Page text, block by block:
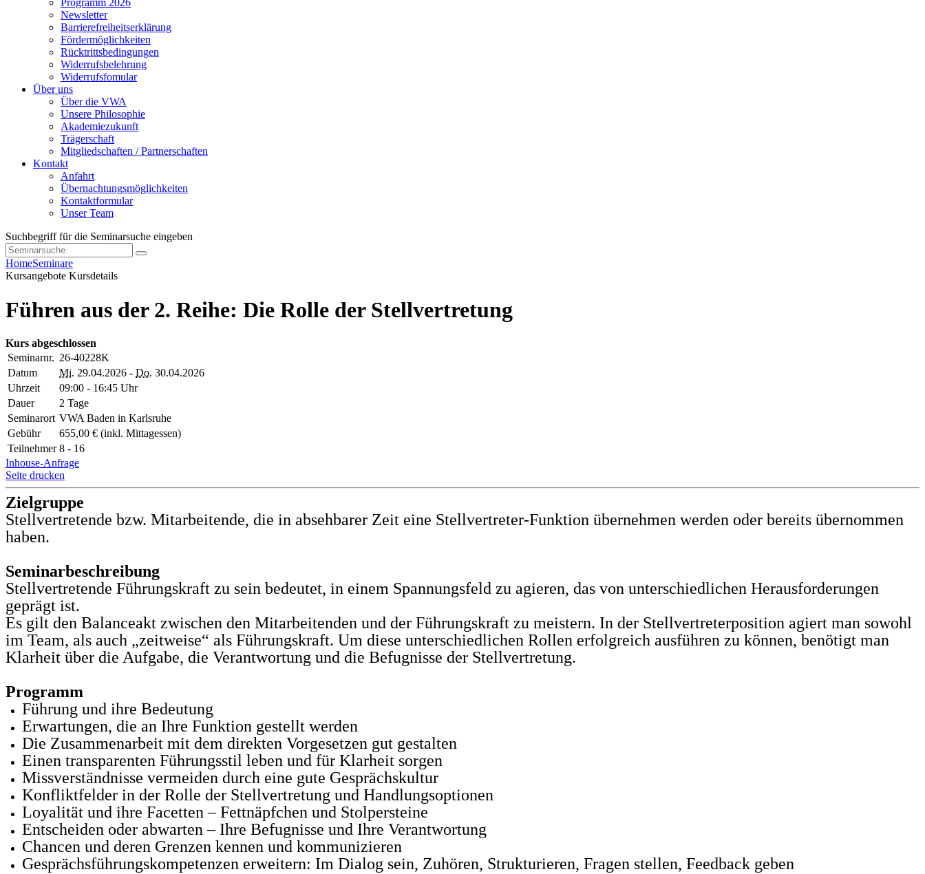
Programm 2026
Newsletter
Barrierefreiheitserklärung
Fördermöglichkeiten
Rücktrittsbedingungen
Widerrufsbelehrung
Widerrufsfomular
Über uns
Über die VWA
Unsere Philosophie
Akademiezukunft
Trägerschaft
Mitgliedschaften / Partnerschaften
Kontakt
Anfahrt
Übernachtungsmöglichkeiten
Kontaktformular
Unser Team
Suchbegriff für die Seminarsuche eingeben
HomeSeminare
Kursangebote Kursdetails
Führen aus der 2. Reihe: Die Rolle der Stellvertretung
Kurs abgeschlossen
Seminarnr. 26-40228K
Datum
Mi. 29.04.2026 - Do. 30.04.2026
Uhrzeit
09:00 - 16:45 Uhr
Dauer
2 Tage
Seminarort VWA Baden in Karlsruhe
Gebühr
655,00 € (inkl. Mittagessen)
Teilnehmer 8 - 16
Inhouse-Anfrage
Seite drucken
Zielgruppe
Stellvertretende bzw. Mitarbeitende, die in absehbarer Zeit eine Stellvertreter-Funktion übernehmen werden oder bereits übernommen
haben.
Seminarbeschreibung
Stellvertretende Führungskraft zu sein bedeutet, in einem Spannungsfeld zu agieren, das von unterschiedlichen Herausforderungen
geprägt ist.
Es gilt den Balanceakt zwischen den Mitarbeitenden und der Führungskraft zu meistern. In der Stellvertreterposition agiert man sowohl
im Team, als auch „zeitweise“ als Führungskraft. Um diese unterschiedlichen Rollen erfolgreich ausführen zu können, benötigt man
Klarheit über die Aufgabe, die Verantwortung und die Befugnisse der Stellvertretung.
Programm
Führung und ihre Bedeutung
Erwartungen, die an Ihre Funktion gestellt werden
Die Zusammenarbeit mit dem direkten Vorgesetzen gut gestalten
Einen transparenten Führungsstil leben und für Klarheit sorgen
Missverständnisse vermeiden durch eine gute Gesprächskultur
Konfliktfelder in der Rolle der Stellvertretung und Handlungsoptionen
Loyalität und ihre Facetten – Fettnäpfchen und Stolpersteine
Entscheiden oder abwarten – Ihre Befugnisse und Ihre Verantwortung
Chancen und deren Grenzen kennen und kommunizieren
Gesprächsführungskompetenzen erweitern: Im Dialog sein, Zuhören, Strukturieren, Fragen stellen, Feedback geben